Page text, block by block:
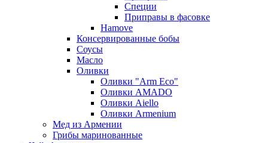
Специи
Приправы в фасовке
Hamove
Консервированные бобы
Соусы
Масло
Оливки
Оливки "Arm Eco"
Оливки AMADO
Оливки Aiello
Оливки Armenium
Мед из Армении
Грибы маринованные